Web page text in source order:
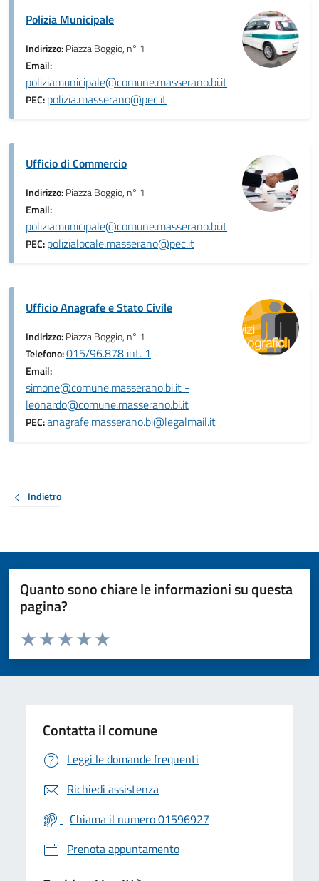
Polizia Municipale
Indirizzo:Piazza Boggio, n° 1
Email:
poliziamunicipale@comune.masserano.bi.it
PEC:polizia.masserano@pec.it
Ufficio di Commercio
Indirizzo:Piazza Boggio, n° 1
Email:
poliziamunicipale@comune.masserano.bi.it
PEC:polizialocale.masserano@pec.it
Ufficio Anagrafe e Stato Civile
Indirizzo:Piazza Boggio, n° 1
Telefono:015/96.878 int. 1
Email:
simone@comune.masserano.bi.it -
leonardo@comune.masserano.bi.it
PEC:anagrafe.masserano.bi@legalmail.it
Indietro
Quanto sono chiare le informazioni su questa
pagina?
Valuta da 1 a 5 stelle la pagina
Valuta 5 stelle su 5
Valuta 4 stelle su 5
Valuta 3 stelle su 5
Valuta 2 stelle su 5
Valuta 1 stelle su 5
Contatta il comune
Leggi le domande frequenti
Richiedi assistenza
Chiama il numero 01596927
Prenota appuntamento